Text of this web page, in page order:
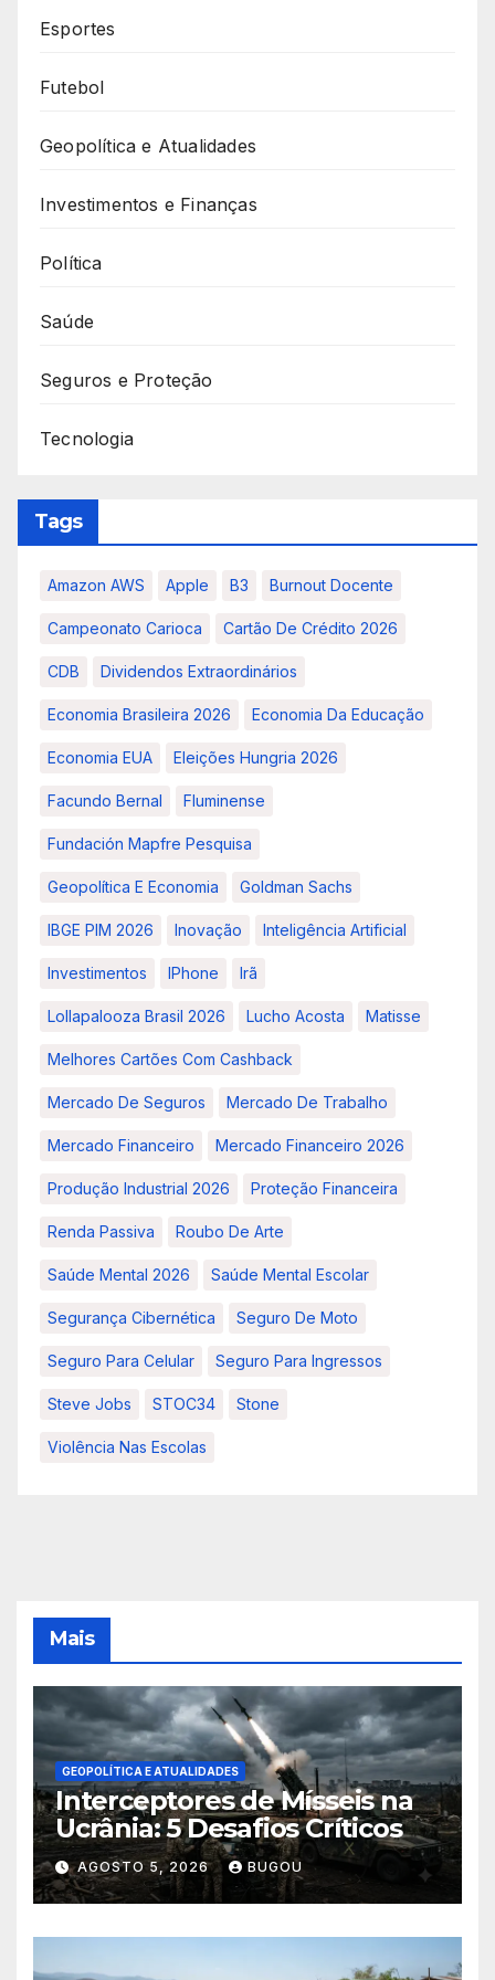
Esportes
Futebol
Geopolítica e Atualidades
Investimentos e Finanças
Política
Saúde
Seguros e Proteção
Tecnologia
Tags
Amazon AWS Apple B3 Burnout Docente
Campeonato Carioca Cartão De Crédito 2026
CDB Dividendos Extraordinários
Economia Brasileira 2026 Economia Da Educação
Economia EUA Eleições Hungria 2026
Facundo Bernal Fluminense
Fundación Mapfre Pesquisa
Geopolítica E Economia Goldman Sachs
IBGE PIM 2026 Inovação Inteligência Artificial
Investimentos IPhone Irã
Lollapalooza Brasil 2026 Lucho Acosta Matisse
Melhores Cartões Com Cashback
Mercado De Seguros Mercado De Trabalho
Mercado Financeiro Mercado Financeiro 2026
Produção Industrial 2026 Proteção Financeira
Renda Passiva Roubo De Arte
Saúde Mental 2026 Saúde Mental Escolar
Segurança Cibernética Seguro De Moto
Seguro Para Celular Seguro Para Ingressos
Steve Jobs STOC34 Stone
Violência Nas Escolas
Mais
GEOPOLÍTICA E ATUALIDADES
Interceptores de Mísseis na
Ucrânia: 5 Desafios Críticos
AGOSTO 5, 2026 BUGOU